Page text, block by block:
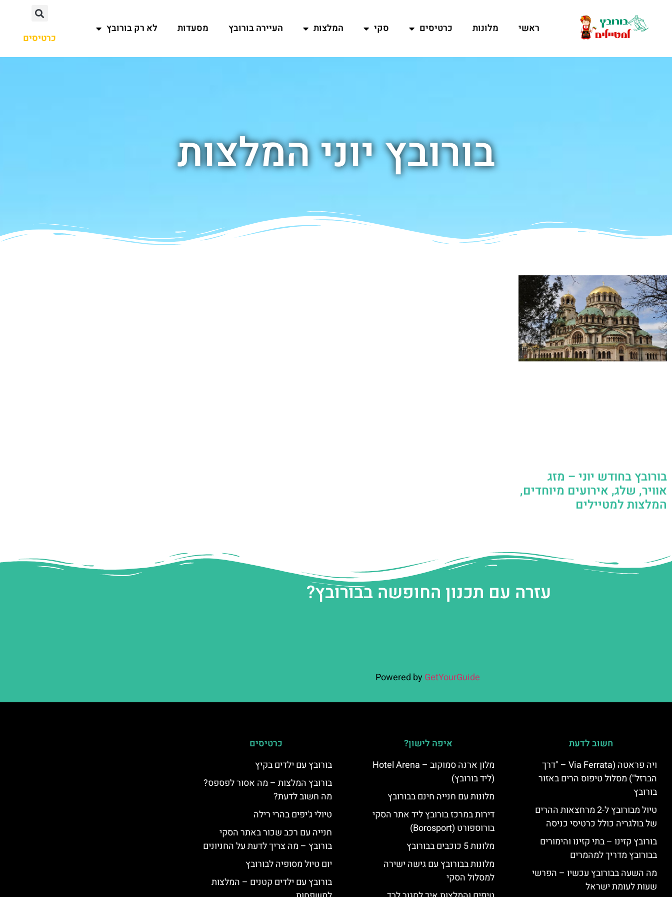
ראשי מלונות כרטיסים סקי המלצות העיירה בורובץ מסעדות לא רק בורובץ
כרטיסים
בורובץ יוני המלצות
בורובץ בחודש יוני – מזג
אוויר, שלג, אירועים מיוחדים,
המלצות למטיילים
עזרה עם תכנון החופשה בבורובץ?
Powered by GetYourGuide
חשוב לדעת
ויה פראטה (Via Ferrata – "דרך
הברזל") מסלול טיפוס הרים באזור
בורובץ
טיול מבורובץ ל-2 מרחצאות ההרים
של בולגריה כולל כרטיסי כניסה
בורובץ קזינו – בתי קזינו והימורים
בבורובץ מדריך למהמרים
מה השעה בבורובץ עכשיו – הפרשי
שעות לעומת ישראל
איפה לישון?
מלון ארנה סמוקוב – Hotel Arena
(ליד בורובץ)
מלונות עם חנייה חינם בבורובץ
דירות במרכז בורובץ ליד אתר הסקי
בורוספורט (Borosport)
מלונות 5 כוכבים בבורובץ
מלונות בבורובץ עם גישה ישירה
למסלול הסקי
כרטיסים
בורובץ עם ילדים בקיץ
בורובץ המלצות – מה אסור לפספס?
מה חשוב לדעת?
טיולי ג'יפים בהרי רילה
חנייה עם רכב שכור באתר הסקי
בורובץ – מה צריך לדעת על החניונים
יום טיול מסופיה לבורובץ
בורובץ עם ילדים קטנים – המלצות